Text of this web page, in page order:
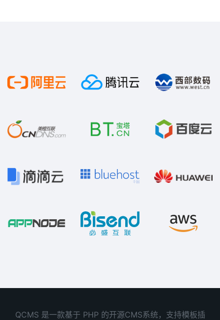
QCMS 是一款基于 PHP 的开源CMS系统，支持模板插